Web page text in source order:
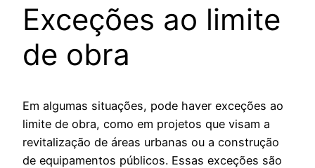
Exceções ao limite
de obra
Em algumas situações, pode haver exceções ao
limite de obra, como em projetos que visam a
revitalização de áreas urbanas ou a construção
de equipamentos públicos. Essas exceções são